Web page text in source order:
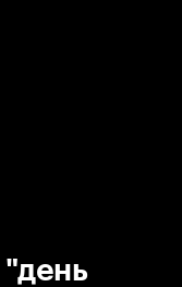
"день